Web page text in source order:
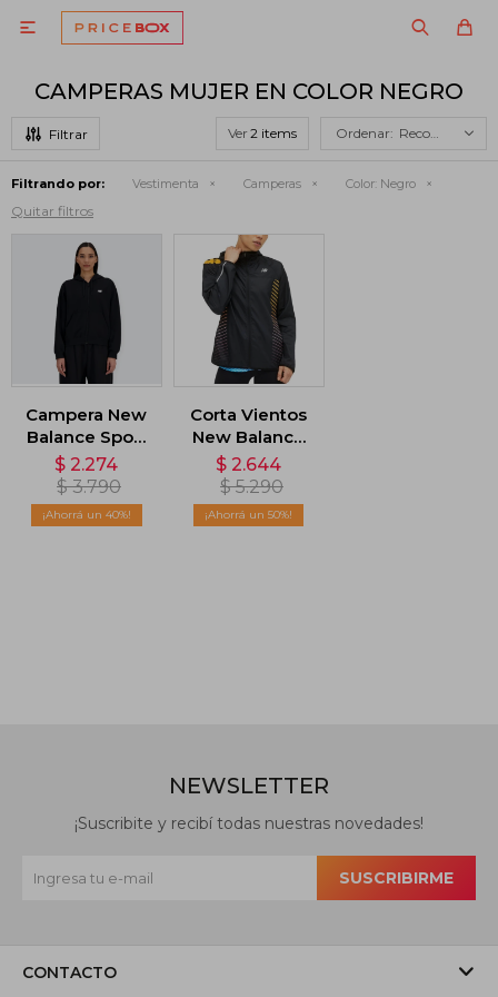

CAMPERAS MUJER EN COLOR NEGRO
Ver Recomendados
Filtrando por: Vestimenta Camperas Color: Negro
Quitar filtros
Campera New
Balance Sport
Essentials -
Negro
$ 2.274
$ 3.790
40
Corta Vientos
New Balance
Reflective -
Negro
$ 2.644
$ 5.290
50
CONTACTO
NEWSLETTER
¡Suscribite y recibí todas nuestras novedades!
SUSCRIBIRME